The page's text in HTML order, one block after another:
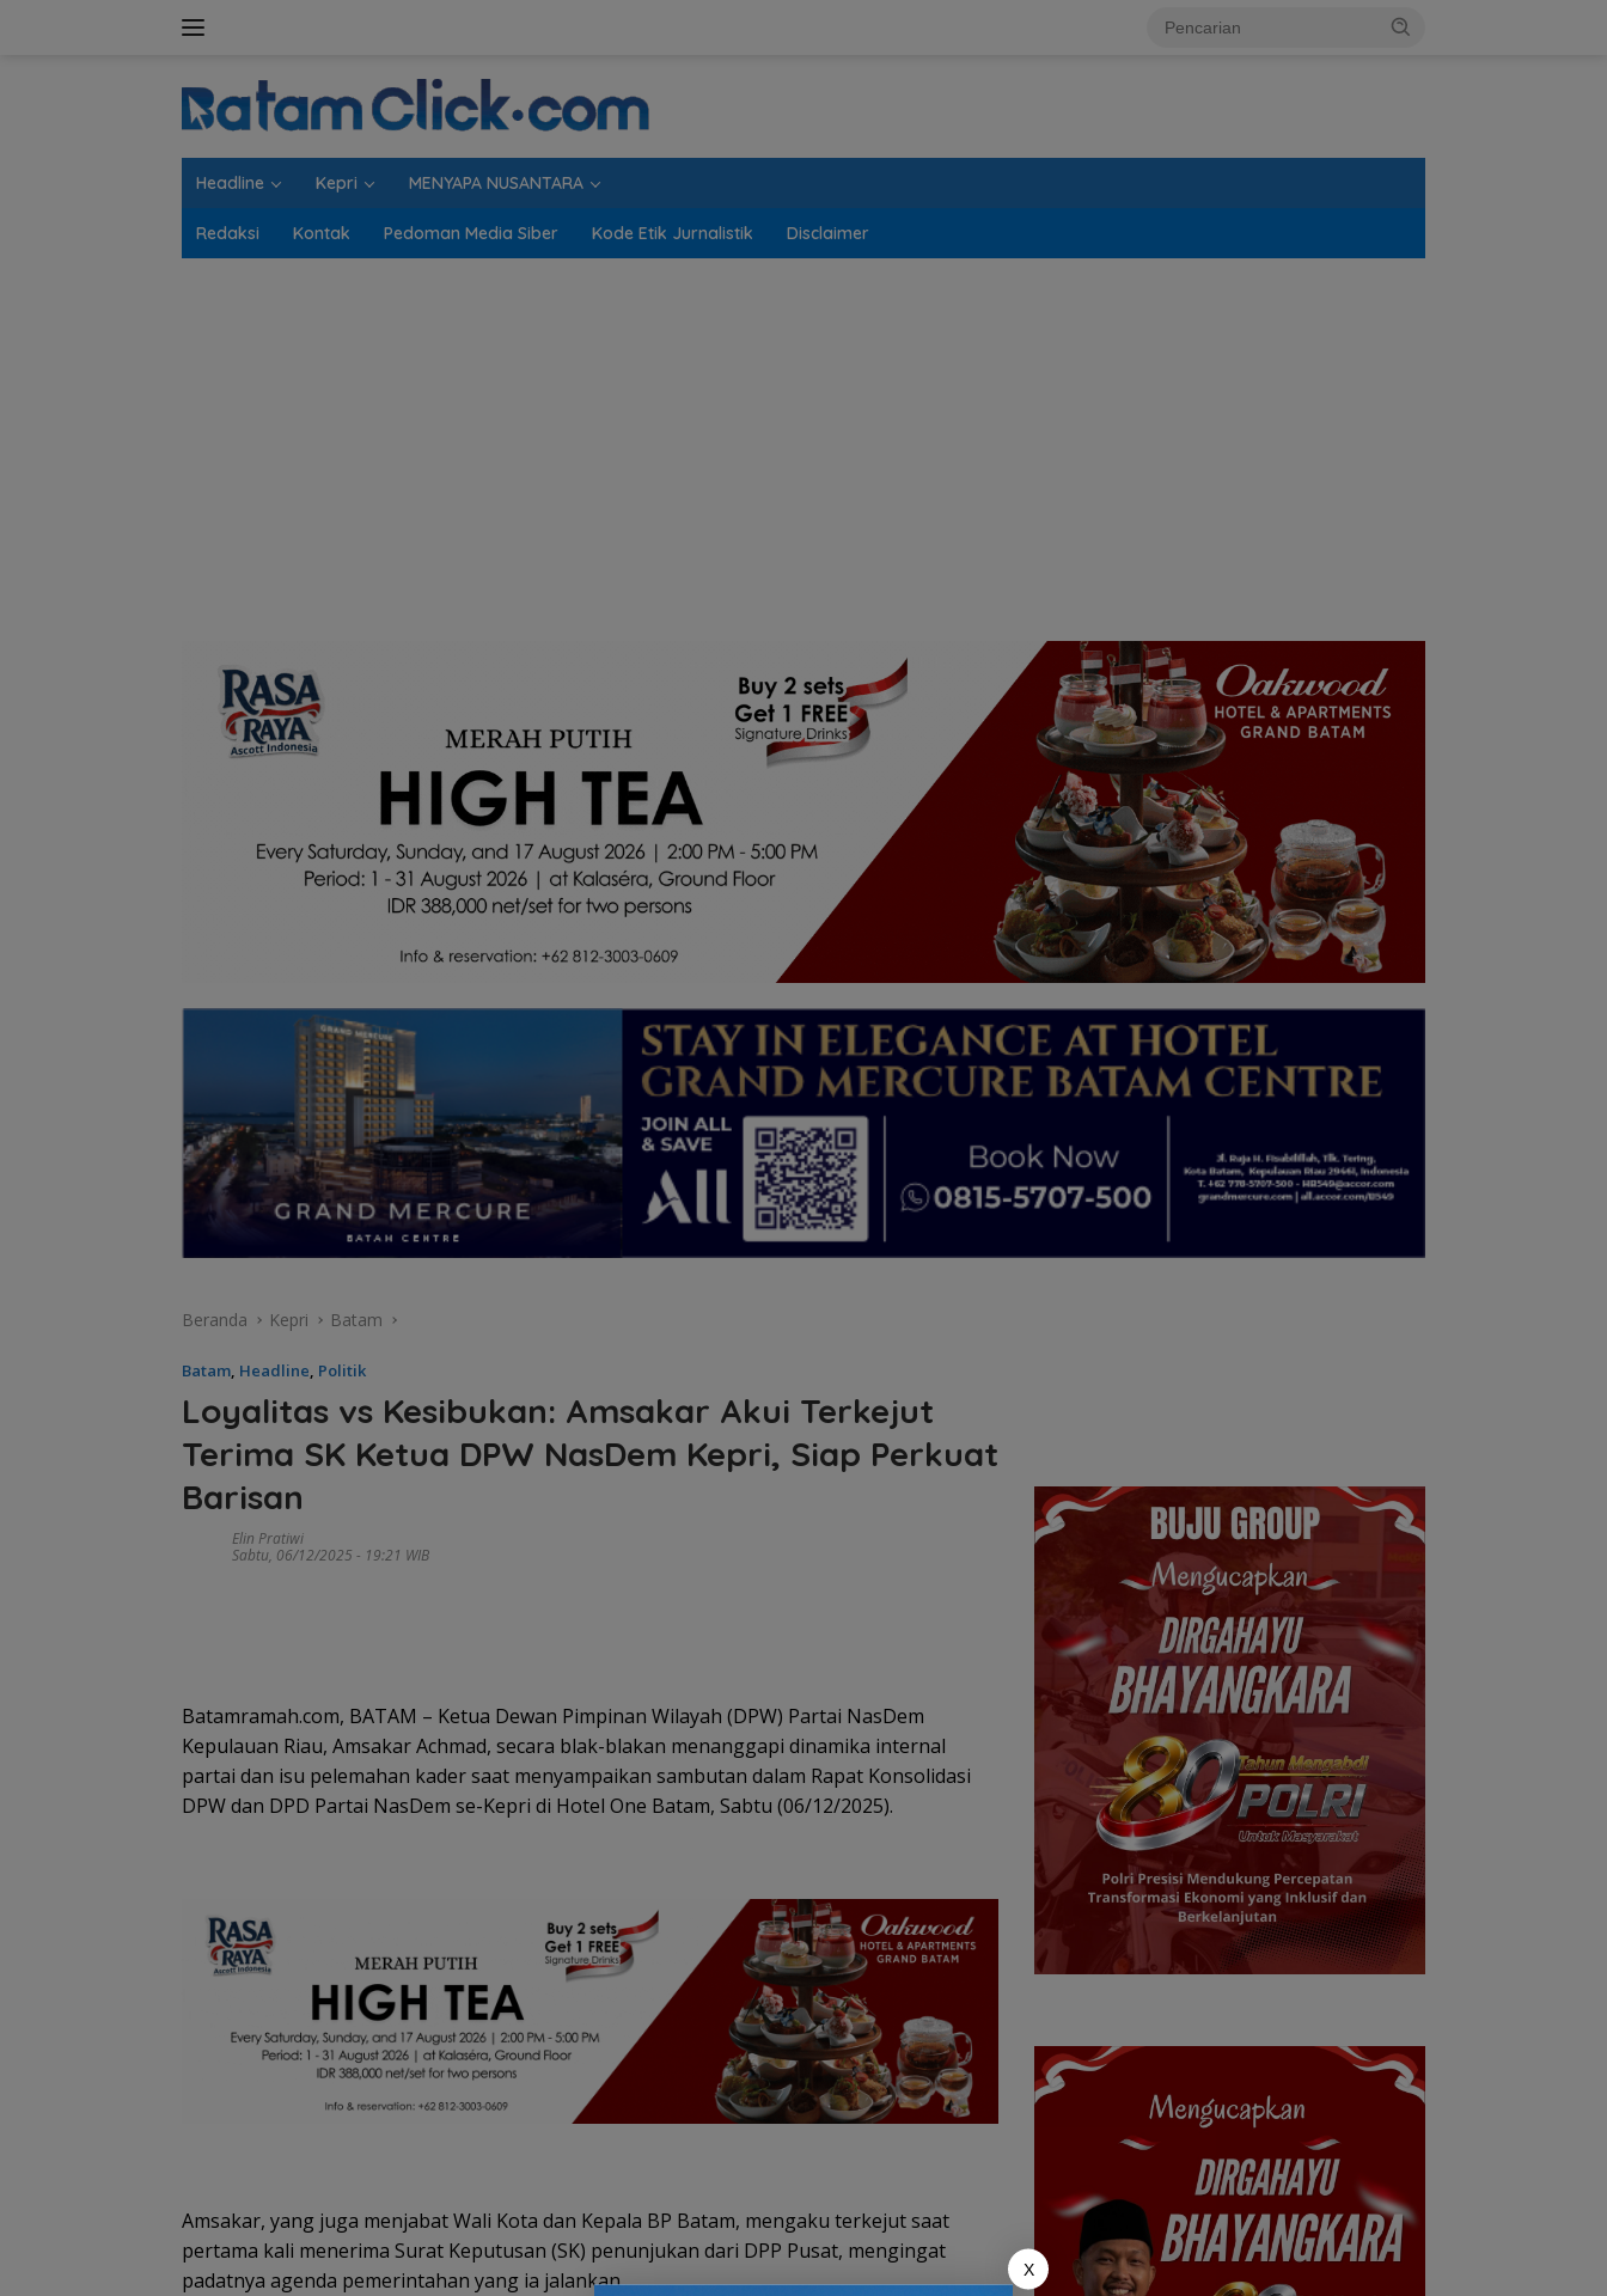
Headline Kepri MENYAPA NUSANTARA
Redaksi Kontak Pedoman Media Siber Kode Etik Jurnalistik Disclaimer
Beranda Kepri Batam
Batam, Headline, Politik
Loyalitas vs Kesibukan: Amsakar Akui Terkejut
Terima SK Ketua DPW NasDem Kepri, Siap Perkuat
Barisan
Elin Pratiwi
Sabtu, 06/12/2025 - 19:21 WIB
Batamramah.com, BATAM – Ketua Dewan Pimpinan Wilayah (DPW) Partai NasDem
Kepulauan Riau, Amsakar Achmad, secara blak-blakan menanggapi dinamika internal
partai dan isu pelemahan kader saat menyampaikan sambutan dalam Rapat Konsolidasi
DPW dan DPD Partai NasDem se-Kepri di Hotel One Batam, Sabtu (06/12/2025).
Amsakar, yang juga menjabat Wali Kota dan Kepala BP Batam, mengaku terkejut saat
pertama kali menerima Surat Keputusan (SK) penunjukan dari DPP Pusat, mengingat
padatnya agenda pemerintahan yang ia jalankan.
X